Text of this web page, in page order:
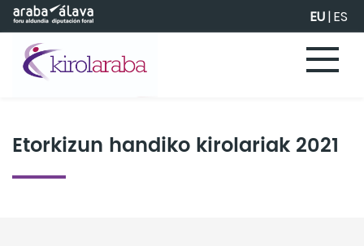
Eduki nagusira joan EU|ES
Etorkizun handiko kirolariak 2021